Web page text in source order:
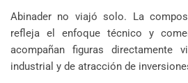
Abinader no viajó solo. La
refleja el enfoque técnico y
acompañan figuras directamente
industrial y de atracción de